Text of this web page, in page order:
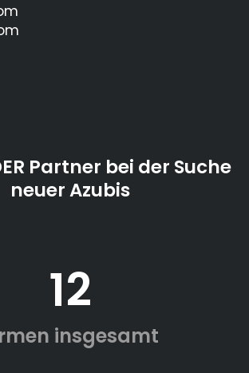
Partner bei der Suche
neuer Azubis
12
insgesamt